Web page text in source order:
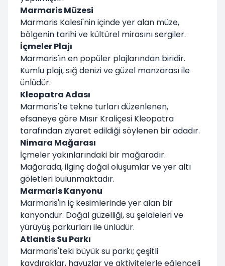
Marmaris Müzesi
Marmaris Kalesi'nin içinde yer alan müze,
bölgenin tarihi ve kültürel mirasını sergiler.
İçmeler Plajı
Marmaris'in en popüler plajlarından biridir.
Kumlu plajı, sığ denizi ve güzel manzarası ile
ünlüdür.
Kleopatra Adası
Marmaris'te tekne turları düzenlenen,
efsaneye göre Mısır Kraliçesi Kleopatra
tarafından ziyaret edildiği söylenen bir adadır.
Nimara Mağarası
İçmeler yakınlarındaki bir mağaradır.
Mağarada, ilginç doğal oluşumlar ve yer altı
göletleri bulunmaktadır.
Marmaris Kanyonu
Marmaris'in iç kesimlerinde yer alan bir
kanyondur. Doğal güzelliği, su şelaleleri ve
yürüyüş parkurları ile ünlüdür.
Atlantis Su Parkı
Marmaris'teki büyük su parkı; çeşitli
kaydıraklar, havuzlar ve aktivitelerle eğlenceli